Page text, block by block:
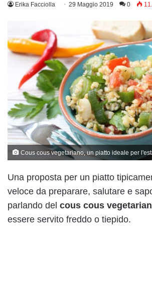
Erika Facciolla 29 Maggio 2019 0
Cous cous vegetariano, un piatto ideale per
Una proposta per un piatto
veloce da preparare, salutare e
parlando del cous cous
essere servito freddo o tiepido.